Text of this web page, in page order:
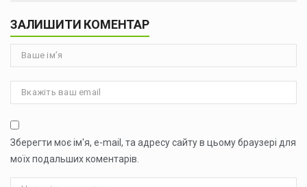
ЗАЛИШИТИ КОМЕНТАР
Зберегти моє ім'я, e-mail, та адресу сайту в цьому браузері для
моїх подальших коментарів.